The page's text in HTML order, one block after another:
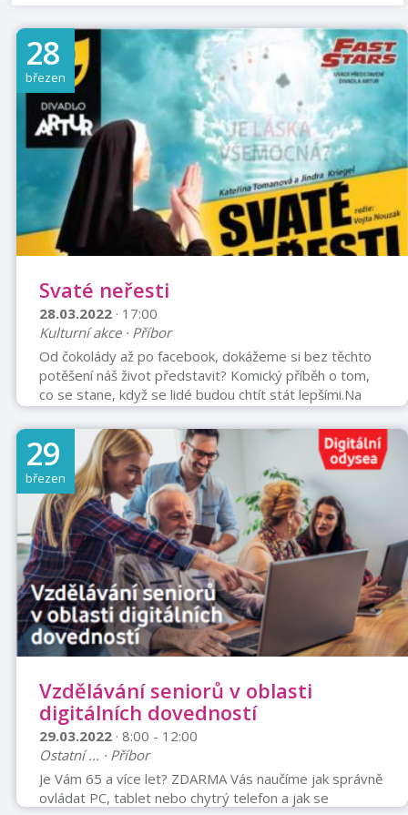
28
březen
Svaté neřesti
28.03.2022 · 17:00
Kulturní akce · Příbor
Od čokolády až po facebook, dokážeme si bez těchto
potěšení náš život představit? Komický příběh o tom,
co se stane, když se lidé budou chtít stát lepšími.​Na
poutním místě se u tajemného pana Gabriela postupně
vystřídají nespokojení manželé Peškovi – Marie, žena v
domácnosti, a Ivan, manažer velké firmy. Dále přijde
známý divadelní a filmový herec Petr Serafín a v
neposlední řadě mladá dívka Angelika Vodičková, která
nakonec zůstane na poutním místě jako úslužná
jeptiška. Všichni své lidské neř ...
29
březen
Vzdělávání seniorů v oblasti
digitálních dovedností
29.03.2022 · 8:00 - 12:00
Ostatní ... · Příbor
Je Vám 65 a více let? ZDARMA Vás naučíme jak správně
ovládat PC, tablet nebo chytrý telefon a jak se